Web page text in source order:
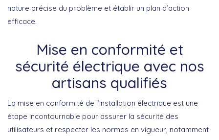
nature précise du problème et établir un plan d’action
efficace.
Mise en conformité et
sécurité électrique avec nos
artisans qualifiés
La mise en conformité de l’installation électrique est une
étape incontournable pour assurer la sécurité des
utilisateurs et respecter les normes en vigueur, notamment